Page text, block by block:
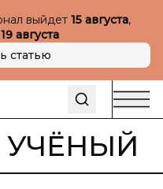
выйдет 15 августа,
19 августа
статью